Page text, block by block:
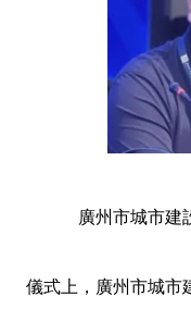
廣州市城市建
儀式上，廣州市城市